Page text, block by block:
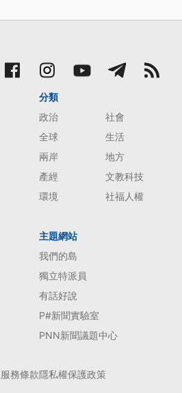
分類
政治
社會
全球
生活
兩岸
地方
產經
文教科技
環境
社福人權
主題網站
我們的島
獨立特派員
有話好說
P#新聞實驗室
PNN新聞議題中心
服務條款隱私權保護政策